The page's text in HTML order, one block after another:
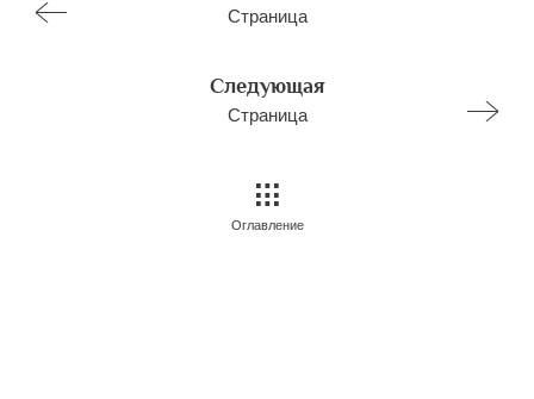
Страница
Следующая
Страница
Оглавление